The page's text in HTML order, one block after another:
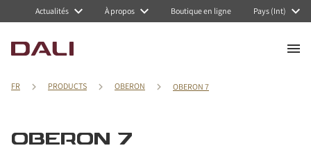
Actualités À propos Boutique en ligne Pays (Int)
FR PRODUCTS OBERON OBERON 7
OBERON 7